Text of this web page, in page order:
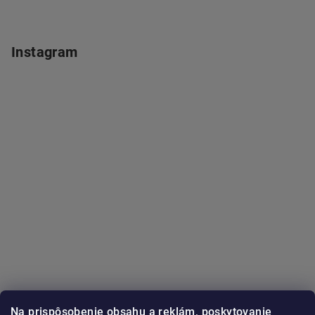
Na prispôsobenie obsahu a reklám, poskytovanie
Instagram